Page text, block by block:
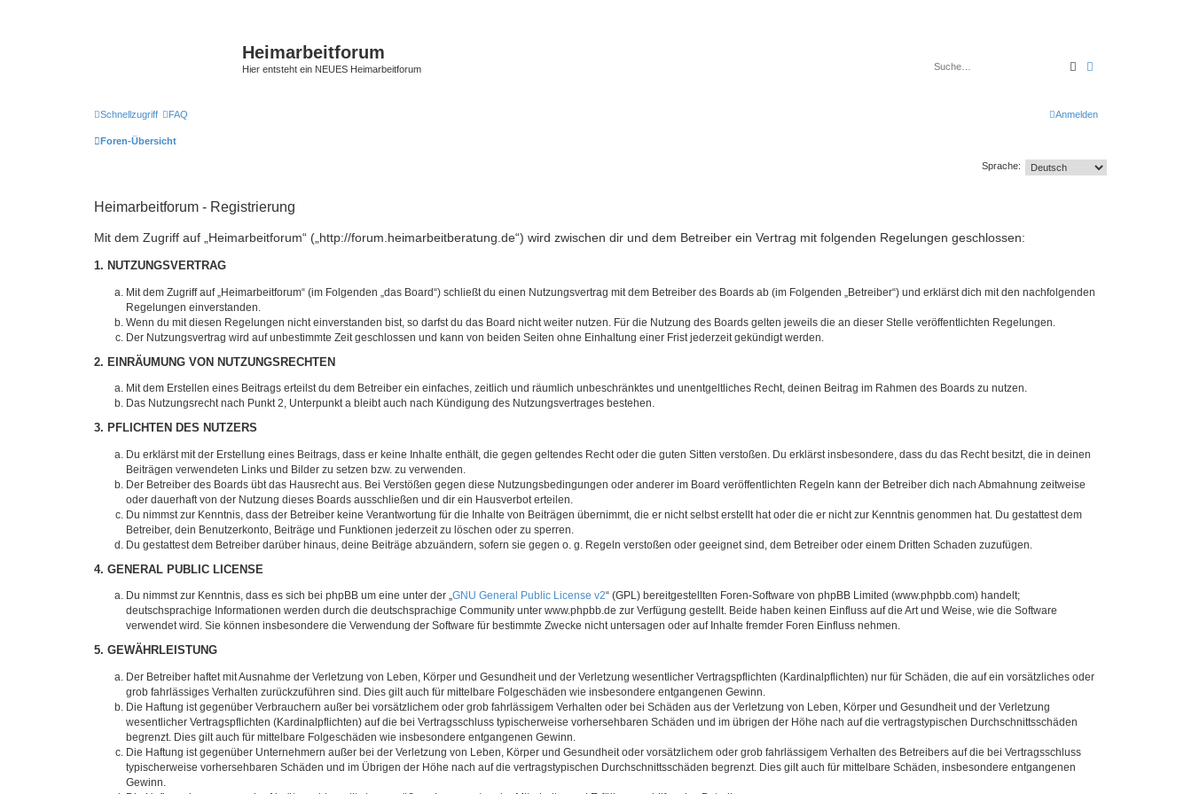
Heimarbeitforum
Hier entsteht ein NEUES Heimarbeitforum Suche
Schnellzugriff FAQ Anmelden
Foren-Übersicht
Sprache:
Heimarbeitforum - Registrierung
Mit dem Zugriff auf „Heimarbeitforum“ („http://forum.heimarbeitberatung.de“) wird zwischen dir und dem Betreiber ein Vertrag mit folgenden Regelungen geschlossen:
1. NUTZUNGSVERTRAG
Mit dem Zugriff auf „Heimarbeitforum“ (im Folgenden „das Board“) schließt du einen Nutzungsvertrag mit dem Betreiber des Boards ab (im Folgenden „Betreiber“) und erklärst dich mit den nachfolgenden
Regelungen einverstanden.
Wenn du mit diesen Regelungen nicht einverstanden bist, so darfst du das Board nicht weiter nutzen. Für die Nutzung des Boards gelten jeweils die an dieser Stelle veröffentlichten Regelungen.
Der Nutzungsvertrag wird auf unbestimmte Zeit geschlossen und kann von beiden Seiten ohne Einhaltung einer Frist jederzeit gekündigt werden.
2. EINRÄUMUNG VON NUTZUNGSRECHTEN
Mit dem Erstellen eines Beitrags erteilst du dem Betreiber ein einfaches, zeitlich und räumlich unbeschränktes und unentgeltliches Recht, deinen Beitrag im Rahmen des Boards zu nutzen.
Das Nutzungsrecht nach Punkt 2, Unterpunkt a bleibt auch nach Kündigung des Nutzungsvertrages bestehen.
3. PFLICHTEN DES NUTZERS
Du erklärst mit der Erstellung eines Beitrags, dass er keine Inhalte enthält, die gegen geltendes Recht oder die guten Sitten verstoßen. Du erklärst insbesondere, dass du das Recht besitzt, die in deinen
Beiträgen verwendeten Links und Bilder zu setzen bzw. zu verwenden.
Der Betreiber des Boards übt das Hausrecht aus. Bei Verstößen gegen diese Nutzungsbedingungen oder anderer im Board veröffentlichten Regeln kann der Betreiber dich nach Abmahnung zeitweise
oder dauerhaft von der Nutzung dieses Boards ausschließen und dir ein Hausverbot erteilen.
Du nimmst zur Kenntnis, dass der Betreiber keine Verantwortung für die Inhalte von Beiträgen übernimmt, die er nicht selbst erstellt hat oder die er nicht zur Kenntnis genommen hat. Du gestattest dem
Betreiber, dein Benutzerkonto, Beiträge und Funktionen jederzeit zu löschen oder zu sperren.
Du gestattest dem Betreiber darüber hinaus, deine Beiträge abzuändern, sofern sie gegen o. g. Regeln verstoßen oder geeignet sind, dem Betreiber oder einem Dritten Schaden zuzufügen.
4. GENERAL PUBLIC LICENSE
Du nimmst zur Kenntnis, dass es sich bei phpBB um eine unter der „GNU General Public License v2“ (GPL) bereitgestellten Foren-Software von phpBB Limited (www.phpbb.com) handelt;
deutschsprachige Informationen werden durch die deutschsprachige Community unter www.phpbb.de zur Verfügung gestellt. Beide haben keinen Einfluss auf die Art und Weise, wie die Software
verwendet wird. Sie können insbesondere die Verwendung der Software für bestimmte Zwecke nicht untersagen oder auf Inhalte fremder Foren Einfluss nehmen.
5. GEWÄHRLEISTUNG
Der Betreiber haftet mit Ausnahme der Verletzung von Leben, Körper und Gesundheit und der Verletzung wesentlicher Vertragspflichten (Kardinalpflichten) nur für Schäden, die auf ein vorsätzliches oder
grob fahrlässiges Verhalten zurückzuführen sind. Dies gilt auch für mittelbare Folgeschäden wie insbesondere entgangenen Gewinn.
Die Haftung ist gegenüber Verbrauchern außer bei vorsätzlichem oder grob fahrlässigem Verhalten oder bei Schäden aus der Verletzung von Leben, Körper und Gesundheit und der Verletzung
wesentlicher Vertragspflichten (Kardinalpflichten) auf die bei Vertragsschluss typischerweise vorhersehbaren Schäden und im übrigen der Höhe nach auf die vertragstypischen Durchschnittsschäden
begrenzt. Dies gilt auch für mittelbare Folgeschäden wie insbesondere entgangenen Gewinn.
Die Haftung ist gegenüber Unternehmern außer bei der Verletzung von Leben, Körper und Gesundheit oder vorsätzlichem oder grob fahrlässigem Verhalten des Betreibers auf die bei Vertragsschluss
typischerweise vorhersehbaren Schäden und im Übrigen der Höhe nach auf die vertragstypischen Durchschnittsschäden begrenzt. Dies gilt auch für mittelbare Schäden, insbesondere entgangenen
Gewinn.